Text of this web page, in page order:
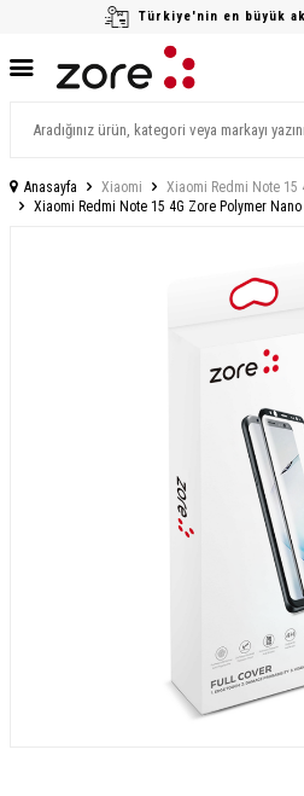
Türkiye'nin en büyük
Anasayfa Xiaomi
Xiaomi Redmi Note 15
Xiaomi Redmi Note 15 4G Zore Polymer